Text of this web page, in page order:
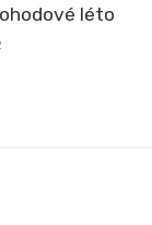
léto